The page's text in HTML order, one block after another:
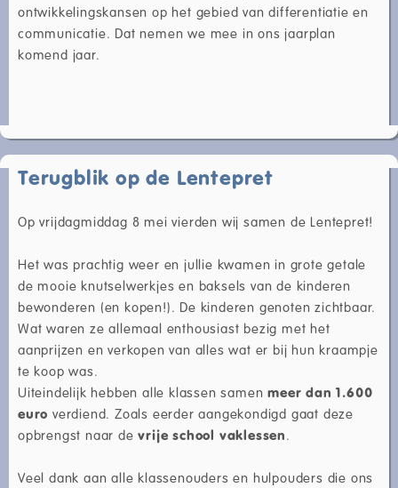
ontwikkelingskansen op het gebied van differentiatie en
communicatie. Dat nemen we mee in ons jaarplan
komend jaar.
Terugblik op de Lentepret
Op vrijdagmiddag 8 mei vierden wij samen de Lentepret!
Het was prachtig weer en jullie kwamen in grote getale
de mooie knutselwerkjes en baksels van de kinderen
bewonderen (en kopen!). De kinderen genoten zichtbaar.
Wat waren ze allemaal enthousiast bezig met het
aanprijzen en verkopen van alles wat er bij hun kraampje
te koop was.
Uiteindelijk hebben alle klassen samenmeer dan 1.600
euro verdiend. Zoals eerder aangekondigd gaat deze
opbrengst naar devrije school vaklessen.
Veel dank aan alle klassenouders en hulpouders die ons